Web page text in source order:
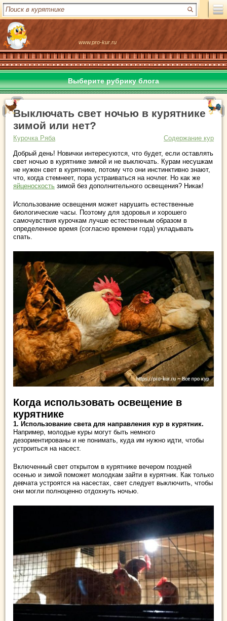
www.pro-kur.ru
Выберите рубрику блога
Выключать свет ночью в курятнике
зимой или нет?
Курочка Ряба
Содержание кур
Добрый день! Новички интересуются, что будет, если оставлять
свет ночью в курятнике зимой и не выключать. Курам несушкам
не нужен свет в курятнике, потому что они инстинктивно знают,
что, когда стемнеет, пора устраиваться на ночлег. Но как же
яйценоскость зимой без дополнительного освещения? Никак!
Использование освещения может нарушить естественные
биологические часы. Поэтому для здоровья и хорошего
самочувствия курочкам лучше естественным образом в
определенное время (согласно времени года) укладывать
спать.
Когда использовать освещение в
курятнике
1. Использование света для направления кур в курятник.
Например, молодые куры могут быть немного
дезориентированы и не понимать, куда им нужно идти, чтобы
устроиться на насест.
Включенный свет открытом в курятнике вечером поздней
осенью и зимой поможет молодкам зайти в курятник. Как только
девчата устроятся на насестах, свет следует выключить, чтобы
они могли полноценно отдохнуть ночью.